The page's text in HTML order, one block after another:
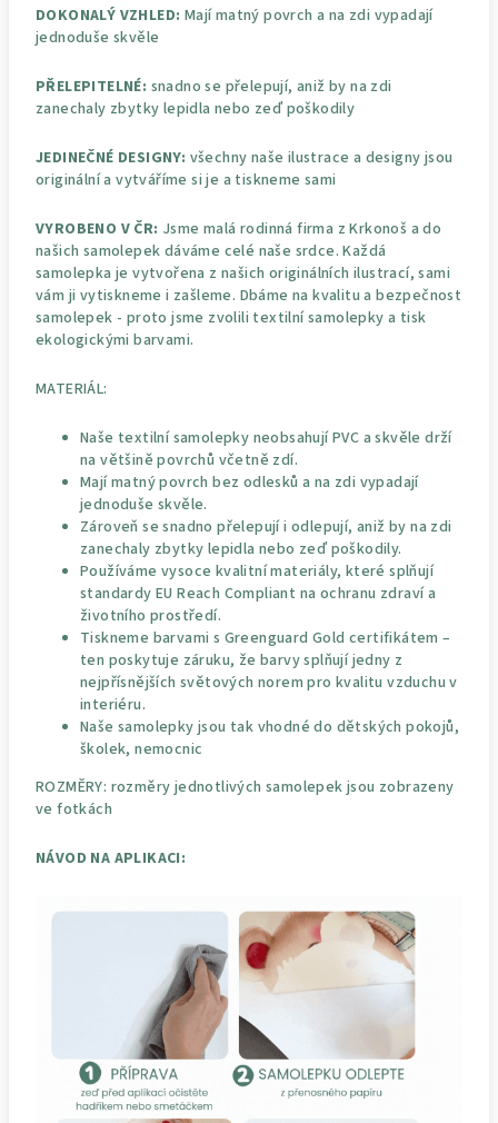
DOKONALÝ VZHLED: Mají matný povrch a na zdi vypadají
jednoduše skvěle
PŘELEPITELNÉ: snadno se přelepují, aniž by na zdi
zanechaly zbytky lepidla nebo zeď poškodily
JEDINEČNÉ DESIGNY: všechny naše ilustrace a designy jsou
originální a vytváříme si je a tiskneme sami
VYROBENO V ČR: Jsme malá rodinná firma z Krkonoš a do
našich samolepek dáváme celé naše srdce. Každá
samolepka je vytvořena z našich originálních ilustrací, sami
vám ji vytiskneme i zašleme. Dbáme na kvalitu a bezpečnost
samolepek - proto jsme zvolili textilní samolepky a tisk
ekologickými barvami.
MATERIÁL:
Naše textilní samolepky neobsahují PVC a skvěle drží
na většině povrchů včetně zdí.
Mají matný povrch bez odlesků a na zdi vypadají
jednoduše skvěle.
Zároveň se snadno přelepují i odlepují, aniž by na zdi
zanechaly zbytky lepidla nebo zeď poškodily.
Používáme vysoce kvalitní materiály, které splňují
standardy EU Reach Compliant na ochranu zdraví a
životního prostředí.
Tiskneme barvami s Greenguard Gold certifikátem –
ten poskytuje záruku, že barvy splňují jedny z
nejpřísnějších světových norem pro kvalitu vzduchu v
interiéru.
Naše samolepky jsou tak vhodné do dětských pokojů,
školek, nemocnic
ROZMĚRY: rozměry jednotlivých samolepek jsou zobrazeny
ve fotkách
NÁVOD NA APLIKACI: